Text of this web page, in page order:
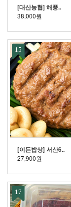
[대산농협] 해풍..
38,000원
[이든밥상] 서산6..
27,900원
15
17